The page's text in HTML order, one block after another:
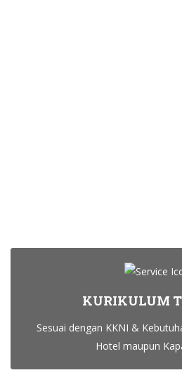
KURIKULUM
Sesuai dengan KKNI &
Hotel maupun